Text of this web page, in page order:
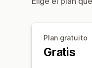
Plan gratuito
Gratis